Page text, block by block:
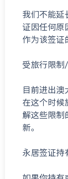
我们不能延
证因任何原
作为该签证
受旅行限制
目前进出
在这个时候
解这些限制
新。
永居签证持